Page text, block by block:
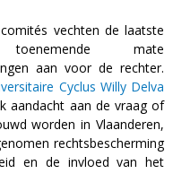
vechten de laatste
mate
aan voor de rechter.
Cyclus Willy Delva
aandacht aan de vraag of
worden in Vlaanderen,
rechtsbescherming
en de invloed van het